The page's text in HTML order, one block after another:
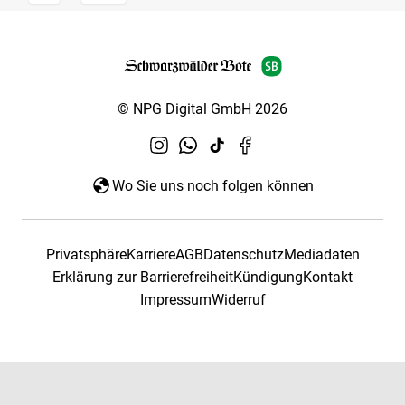
© NPG Digital GmbH 2026
Wo Sie uns noch folgen können
PrivatsphäreKarriereAGBDatenschutzMediadaten
Erklärung zur BarrierefreiheitKündigungKontakt
ImpressumWiderruf